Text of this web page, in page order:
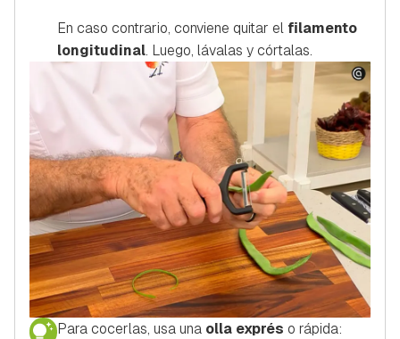
En caso contrario, conviene quitar el filamento
longitudinal. Luego, lávalas y córtalas.
Para cocerlas, usa una olla exprés o rápida: